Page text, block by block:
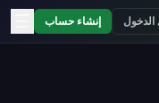
إنشاء حساب